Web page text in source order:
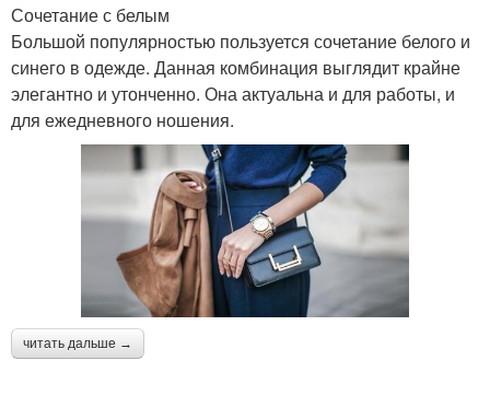
Сочетание с белым
Большой популярностью пользуется сочетание белого и
синего в одежде. Данная комбинация выглядит крайне
элегантно и утонченно. Она актуальна и для работы, и
для ежедневного ношения.
читать дальше →